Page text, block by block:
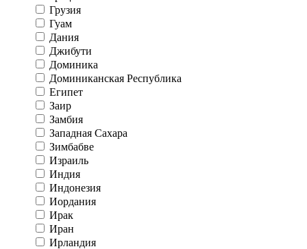
Грузия
Гуам
Дания
Джибути
Доминика
Доминиканская Республика
Египет
Заир
Замбия
Западная Сахара
Зимбабве
Израиль
Индия
Индонезия
Иордания
Ирак
Иран
Ирландия